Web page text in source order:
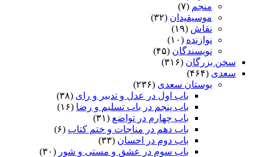
منجم (۷)
موسیقیدان (۳۲)
نقاش (۱۹)
نوازنده (۱۰)
نویسندگان (۴۵)
سخن بزرگان (۳۱۶)
سعدی (۴۶۴)
بوستان سعدی (۲۳۶)
باب اول در عدل و تدبیر و رای (۳۸)
باب پنجم در باب تسلیم و رضا (۱۶)
باب چهارم در تواضع (۳۱)
باب دهم در مناجات و ختم کتاب (۶)
باب دوم در احسان (۳۳)
باب سوم در عشق و مستی و شور (۳۰)